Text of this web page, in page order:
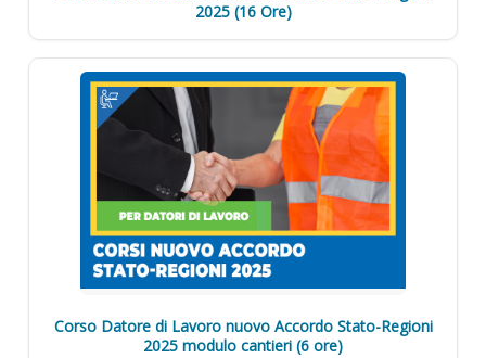
2025 (16 Ore)
Corso Datore di Lavoro nuovo Accordo Stato-Regioni
2025 modulo cantieri (6 ore)